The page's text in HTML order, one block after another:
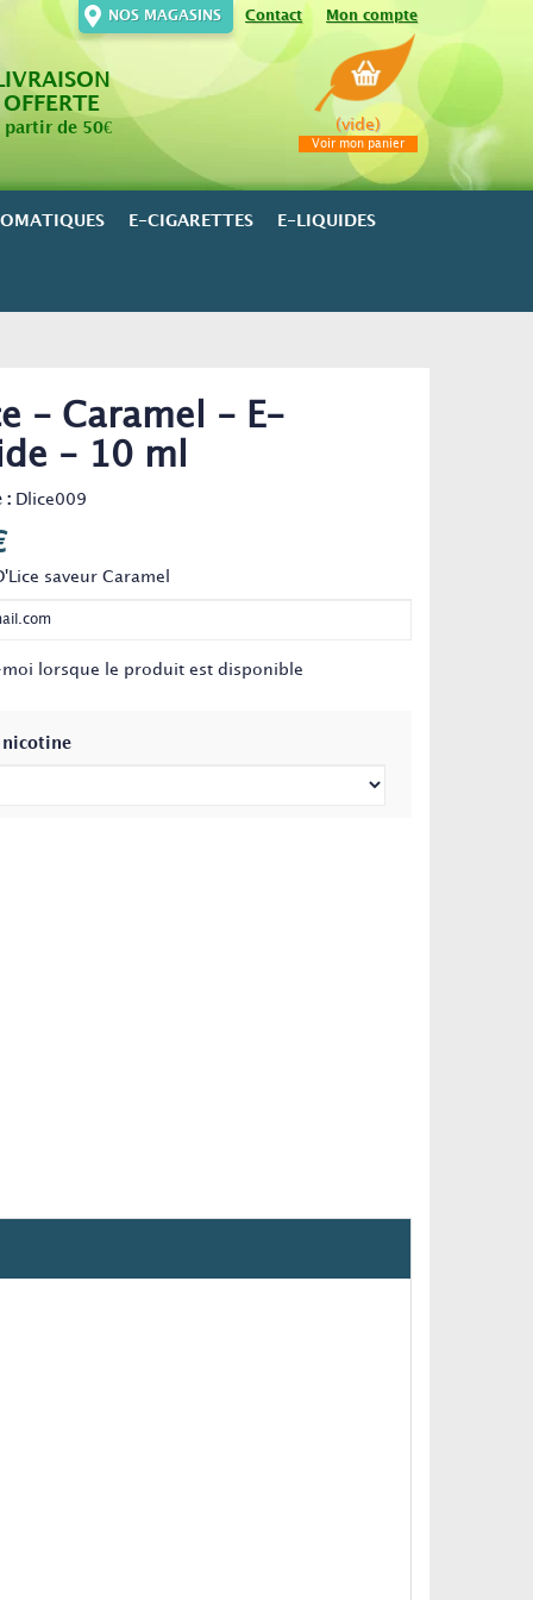
Mon compte
Contact
NOS MAGASINS
OFFERTE
partir de 50€ (vide)
Voir mon panier
E-CIGARETTES E-LIQUIDES
- Caramel - E-
- 10 ml
: Dlice009
saveur Caramel
moi lorsque le produit est disponible
nicotine